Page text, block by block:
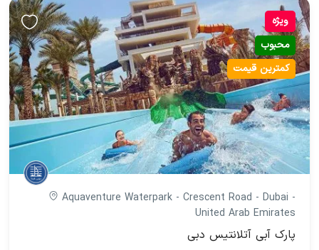
ویژه
محبوب
کمترین قیمت
Aquaventure Waterpark - Crescent Road - Dubai -
United Arab Emirates
پارک آبی آتلانتیس دبی